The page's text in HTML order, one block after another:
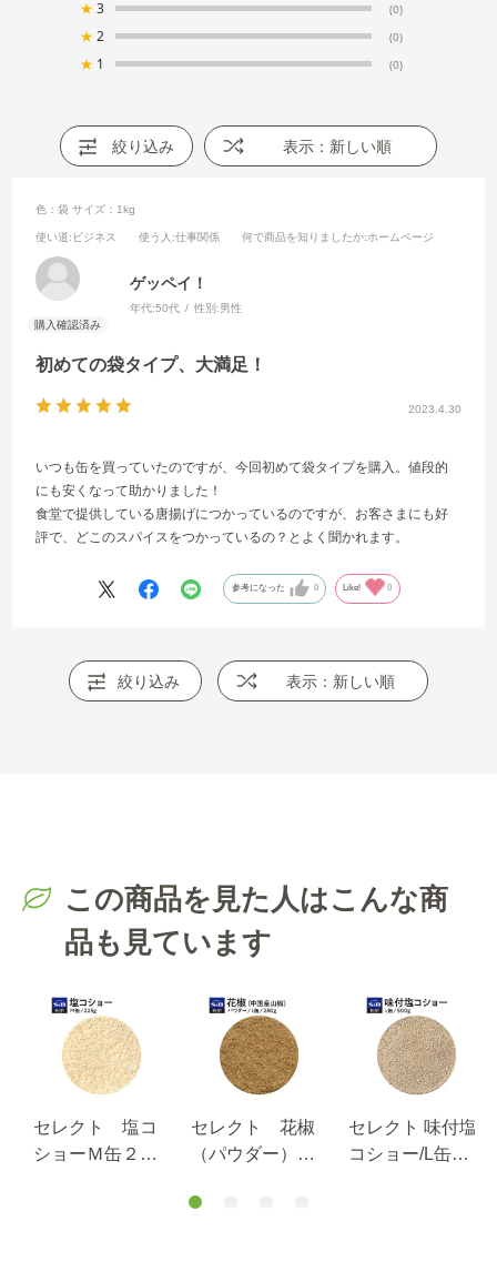
★ 3 (0)
★ 2 (0)
★ 1 (0)
絞り込み 表示：新しい順
2023.4.30
初めての袋タイプ、大満足！
色：袋 サイズ：1kg
使い道:ビジネス 使う人 :仕事関係 何で商品を知りましたか:ホームページ
ゲッペイ！
年代:50代 性別:男性
いつも缶を買っていたのですが、今回初めて袋タイプを購入。値段的
にも安くなって助かりました！
食堂で提供している唐揚げにつかっているのですが、お客さまにも好
評で、どこのスパイスをつかっているの？とよく聞かれます。
参考になった 0 Like! 0
絞り込み 表示：新しい順
この商品を見た人はこんな商
品も見ています
セレクト 塩コ
ショーＭ缶２２
セレクト 花椒
（パウダー）＜
缶２５０ｇ
セレクト 味付塩
コショー/L缶